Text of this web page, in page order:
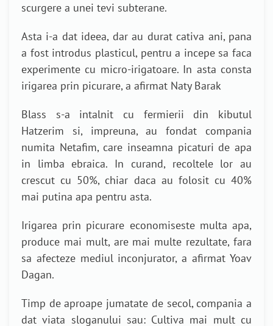
scurgere a unei tevi subterane.
Asta i-a dat ideea, dar au durat cativa ani, pana
a fost introdus plasticul, pentru a incepe sa faca
experimente cu micro-irigatoare. In asta consta
irigarea prin picurare, a afirmat Naty Barak
Blass s-a intalnit cu fermierii din kibutul
Hatzerim si, impreuna, au fondat compania
numita Netafim, care inseamna picaturi de apa
in limba ebraica. In curand, recoltele lor au
crescut cu 50%, chiar daca au folosit cu 40%
mai putina apa pentru asta.
Irigarea prin picurare economiseste multa apa,
produce mai mult, are mai multe rezultate, fara
sa afecteze mediul inconjurator, a afirmat Yoav
Dagan.
Timp de aproape jumatate de secol, compania a
dat viata sloganului sau: Cultiva mai mult cu